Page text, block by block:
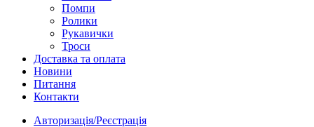
Помпи
Ролики
Рукавички
Троси
Доставка та оплата
Новини
Питання
Контакти
Авторизація/Реєстрація